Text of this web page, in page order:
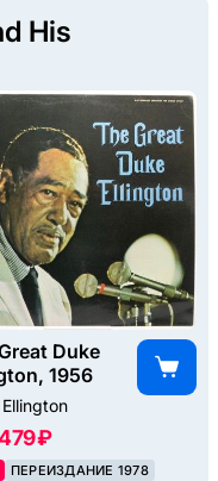
His
Duke
1956
₽
ПЕРЕИЗДАНИЕ 1978